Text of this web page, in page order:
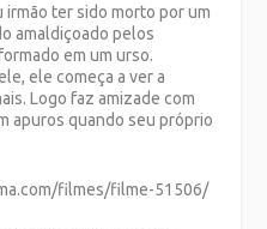
irmão ter sido morto por um
amaldiçoado pelos
em um urso.
ele começa a ver a
Logo faz amizade com
apuros quando seu próprio
filmes/filme-51506/